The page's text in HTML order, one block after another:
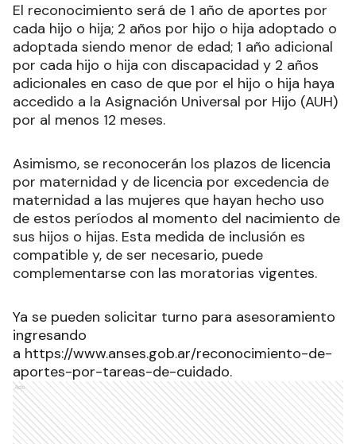
El reconocimiento será de 1 año de aportes por
cada hijo o hija; 2 años por hijo o hija adoptado o
adoptada siendo menor de edad; 1 año adicional
por cada hijo o hija con discapacidad y 2 años
adicionales en caso de que por el hijo o hija haya
accedido a la Asignación Universal por Hijo (AUH)
por al menos 12 meses.
Asimismo, se reconocerán los plazos de licencia
por maternidad y de licencia por excedencia de
maternidad a las mujeres que hayan hecho uso
de estos períodos al momento del nacimiento de
sus hijos o hijas. Esta medida de inclusión es
compatible y, de ser necesario, puede
complementarse con las moratorias vigentes.
Ya se pueden solicitar turno para asesoramiento
ingresando
a https://www.anses.gob.ar/reconocimiento-de-
aportes-por-tareas-de-cuidado.
Ads